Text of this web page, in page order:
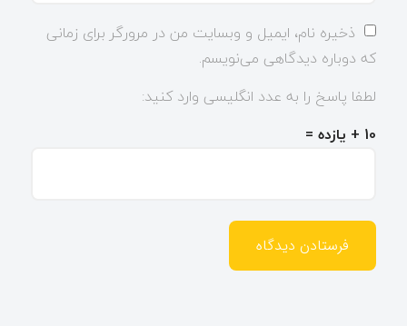
ذخیره نام، ایمیل و وبسایت من در مرورگر برای زمانی
که دوباره دیدگاهی می‌نویسم.
لطفا پاسخ را به عدد انگلیسی وارد کنید:
10 + یازده =